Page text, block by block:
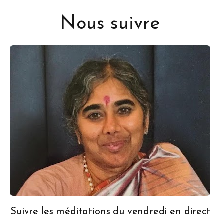
Nous suivre
Suivre les méditations du vendredi en direct